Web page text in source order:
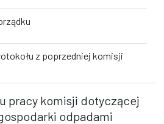
z poprzedniej komisji
pracy komisji dotyczącej
odpadami